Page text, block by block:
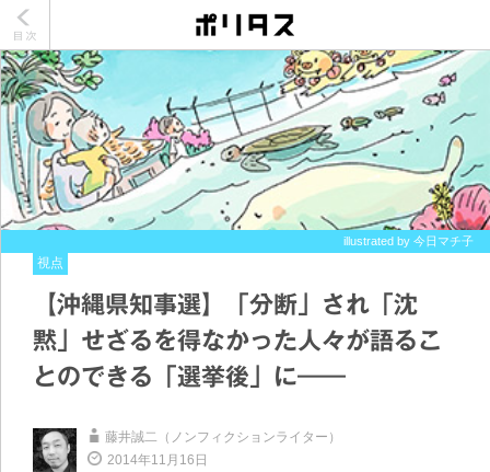
illustrated by 今日マチ子
視点
【沖縄県知事選】「分断」され「沈
黙」せざるを得なかった人々が語るこ
とのできる「選挙後」に――
藤井誠二（ノンフィクションライター）
2014年11月16日